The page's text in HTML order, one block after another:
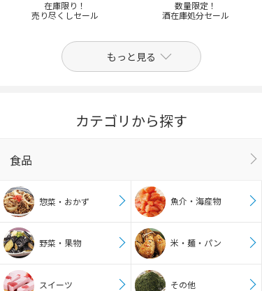
在庫限り！
売り尽くしセール
数量限定！
酒在庫処分セール
もっと見る
カテゴリから探す
食品
惣菜・おかず 魚介・海産物
野菜・果物 米・麺・パン
スイーツ その他